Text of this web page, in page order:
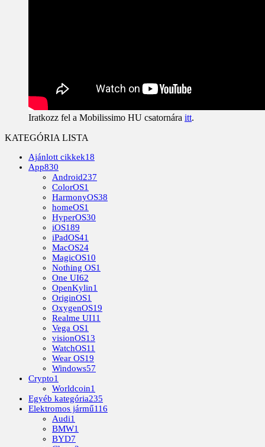
Iratkozz fel a Mobilissimo HU csatornára itt.
KATEGÓRIA LISTA
Ajánlott cikkek18
App830
Android237
ColorOS1
HarmonyOS38
homeOS1
HyperOS30
iOS189
iPadOS41
MacOS24
MagicOS10
Nothing OS1
One UI62
OpenKylin1
OriginOS1
OxygenOS19
Realme UI11
Vega OS1
visionOS13
WatchOS11
Wear OS19
Windows57
Crypto1
Worldcoin1
Egyéb kategória235
Elektromos jármű116
Audi1
BMW1
BYD7